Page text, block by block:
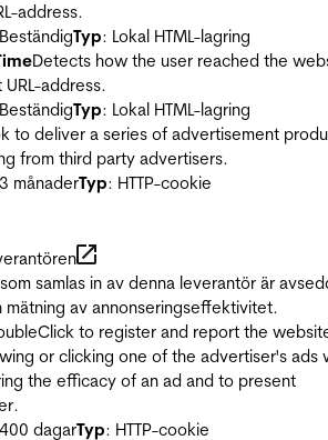
address.
Typ: Lokal HTML-lagring
Detects how the user reached the
address.
Typ: Lokal HTML-lagring
to deliver a series of advertisement
from third party advertisers.
månaderTyp: HTTP-cookie
samlas in av denna leverantör är
av annonseringseffektivitet.
to register and report the
or clicking one of the advertiser's ads
the efficacy of an ad and to present
dagarTyp: HTTP-cookie